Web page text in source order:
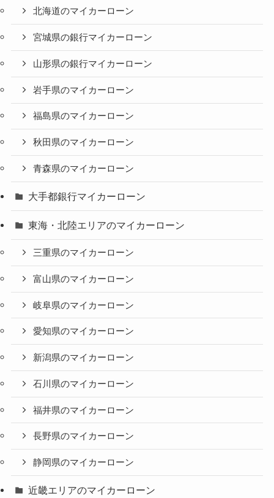
北海道のマイカーローン
宮城県の銀行マイカーローン
山形県の銀行マイカーローン
岩手県のマイカーローン
福島県のマイカーローン
秋田県のマイカーローン
青森県のマイカーローン
大手都銀行マイカーローン
東海・北陸エリアのマイカーローン
三重県のマイカーローン
富山県のマイカーローン
岐阜県のマイカーローン
愛知県のマイカーローン
新潟県のマイカーローン
石川県のマイカーローン
福井県のマイカーローン
長野県のマイカーローン
静岡県のマイカーローン
近畿エリアのマイカーローン